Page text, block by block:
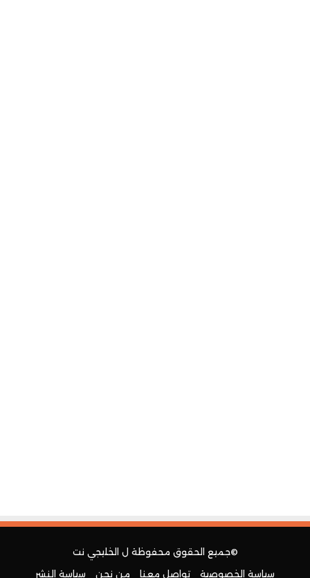
©جميع الحقوق محفوظة ل الخليجي نت
سياسة الخصوصية
تواصل معنا من نحن سياسة النشر